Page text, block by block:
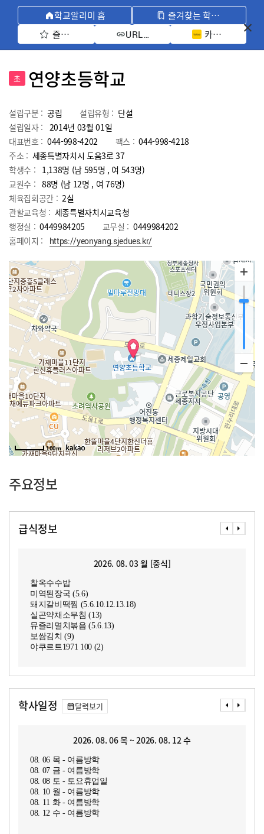
학교알리미 홈
즐겨찾는 학교 모아보기
즐겨찾기 선택
URL 복사 카카오톡 공유
초 연양초등학교
설립구분 : 공립 설립유형 : 단설
설립일자 : 2014년 03월 01일
대표번호 : 044-998-4202 팩스 : 044-998-4218
주소 : 세종특별자치시 도움3로 37
학생수 : 1,138명 (남 595명 , 여 543명)
교원수 : 88명 (남 12명 , 여 76명)
체육집회공간 : 2실
관할교육청 : 세종특별자치시교육청
행정실 : 0449984205 교무실 : 0449984202
홈페이지 :
https://yeonyang.sjedues.kr/
100m
주요정보
급식정보
2026. 08. 03 월 [중식]
찰옥수수밥
미역된장국 (5.6)
돼지갈비떡찜 (5.6.10.12.13.18)
실곤약채소무침 (13)
뮤즐리멸치볶음 (5.6.13)
보쌈김치 (9)
야쿠르트1971 100 (2)
학사일정 달력보기
2026. 08. 06 목 ~ 2026. 08. 12 수
08. 06 목 - 여름방학
08. 07 금 - 여름방학
08. 08 토 - 토요휴업일
08. 10 월 - 여름방학
08. 11 화 - 여름방학
08. 12 수 - 여름방학